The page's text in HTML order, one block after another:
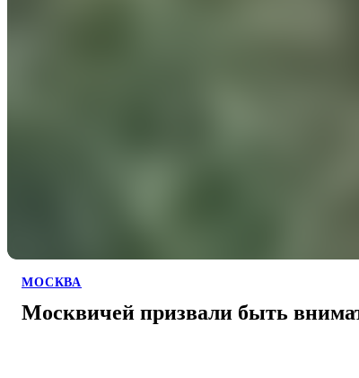
МОСКВА
Москвичей призвали быть